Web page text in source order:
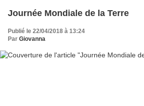
Journée Mondiale de la Terre
Publié le 22/04/2018 à 13:24
Par Giovanna